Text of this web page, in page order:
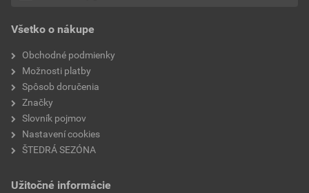
Všetko o nákupe
Obchodné podmienky
Možnosti platby
Spôsob doručenia
Značky
Slovník pojmov
Nastavení cookies
ŠTEDRÁ SEZÓNA
Užitočné informácie